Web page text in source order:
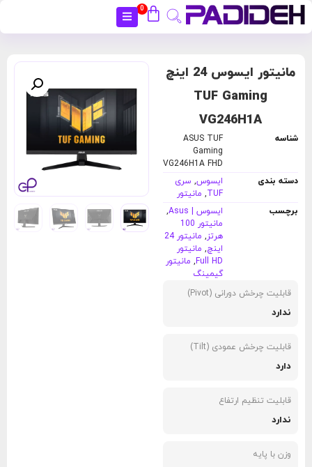
0
مانیتور ایسوس 24 اینچ
TUF Gaming
VG246H1A
شناسه
ASUS TUF
Gaming
VG246H1A FHD
دسته بندی
ایسوس, سری
TUF
, مانیتور
برچسب
ایسوس | Asus
,
مانیتور 100
هرتز,
مانیتور 24
اینچ, مانیتور
Full HD
, مانیتور
گیمینگ
قابلیت چرخش دورانی (Pivot)
ندارد
قابلیت چرخش عمودی (Tilt)
دارد
قابلیت تنظیم ارتفاع
ندارد
وزن با پایه